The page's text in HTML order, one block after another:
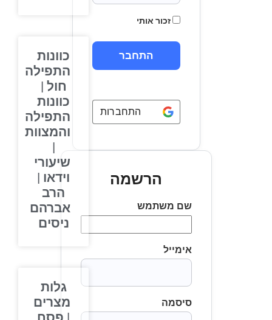
זכור אותי
התחברות באמצעותGoogle
הרשמה
שם משתמש
אימייל
סיסמה
כוונות
התפילה
חול |
כוונות
התפילה
והמצוות
שיעורי
וידאו |
הרב
אברהם
ניסים
גלות
מצרים